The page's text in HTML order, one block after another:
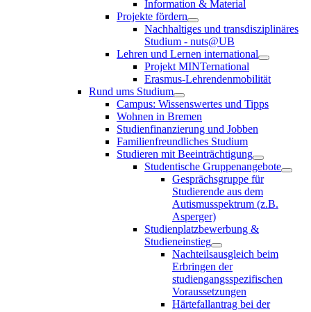
Information & Material
Projekte fördern
Nachhaltiges und transdisziplinäres
Studium - nuts@UB
Lehren und Lernen international
Projekt MINTernational
Erasmus-Lehrendenmobilität
Rund ums Studium
Campus: Wissenswertes und Tipps
Wohnen in Bremen
Studienfinanzierung und Jobben
Familienfreundliches Studium
Studieren mit Beeinträchtigung
Studentische Gruppenangebote
Gesprächsgruppe für
Studierende aus dem
Autismusspektrum (z.B.
Asperger)
Studienplatzbewerbung &
Studieneinstieg
Nachteilsausgleich beim
Erbringen der
studiengangsspezifischen
Voraussetzungen
Härtefallantrag bei der